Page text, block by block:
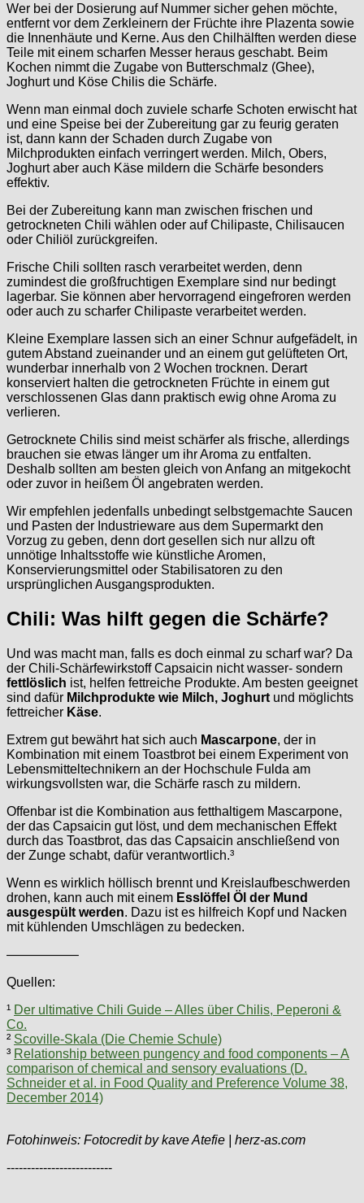
Wer bei der Dosierung auf Nummer sicher gehen möchte,
entfernt vor dem Zerkleinern der Früchte ihre Plazenta sowie
die Innenhäute und Kerne. Aus den Chilhälften werden diese
Teile mit einem scharfen Messer heraus geschabt. Beim
Kochen nimmt die Zugabe von Butterschmalz (Ghee),
Joghurt und Köse Chilis die Schärfe.
Wenn man einmal doch zuviele scharfe Schoten erwischt hat
und eine Speise bei der Zubereitung gar zu feurig geraten
ist, dann kann der Schaden durch Zugabe von
Milchprodukten einfach verringert werden. Milch, Obers,
Joghurt aber auch Käse mildern die Schärfe besonders
effektiv.
Bei der Zubereitung kann man zwischen frischen und
getrockneten Chili wählen oder auf Chilipaste, Chilisaucen
oder Chiliöl zurückgreifen.
Frische Chili sollten rasch verarbeitet werden, denn
zumindest die großfruchtigen Exemplare sind nur bedingt
lagerbar. Sie können aber hervorragend eingefroren werden
oder auch zu scharfer Chilipaste verarbeitet werden.
Kleine Exemplare lassen sich an einer Schnur aufgefädelt, in
gutem Abstand zueinander und an einem gut gelüfteten Ort,
wunderbar innerhalb von 2 Wochen trocknen. Derart
konserviert halten die getrockneten Früchte in einem gut
verschlossenen Glas dann praktisch ewig ohne Aroma zu
verlieren.
Getrocknete Chilis sind meist schärfer als frische, allerdings
brauchen sie etwas länger um ihr Aroma zu entfalten.
Deshalb sollten am besten gleich von Anfang an mitgekocht
oder zuvor in heißem Öl angebraten werden.
Wir empfehlen jedenfalls unbedingt selbstgemachte Saucen
und Pasten der Industrieware aus dem Supermarkt den
Vorzug zu geben, denn dort gesellen sich nur allzu oft
unnötige Inhaltsstoffe wie künstliche Aromen,
Konservierungsmittel oder Stabilisatoren zu den
ursprünglichen Ausgangsprodukten.
Chili: Was hilft gegen die Schärfe?
Und was macht man, falls es doch einmal zu scharf war? Da
der Chili-Schärfewirkstoff Capsaicin nicht wasser- sondern
fettlöslich ist, helfen fettreiche Produkte. Am besten geeignet
sind dafür Milchprodukte wie Milch, Joghurt und möglichts
fettreicher Käse.
Extrem gut bewährt hat sich auch Mascarpone, der in
Kombination mit einem Toastbrot bei einem Experiment von
Lebensmitteltechnikern an der Hochschule Fulda am
wirkungsvollsten war, die Schärfe rasch zu mildern.
Offenbar ist die Kombination aus fetthaltigem Mascarpone,
der das Capsaicin gut löst, und dem mechanischen Effekt
durch das Toastbrot, das das Capsaicin anschließend von
der Zunge schabt, dafür verantwortlich.³
Wenn es wirklich höllisch brennt und Kreislaufbeschwerden
drohen, kann auch mit einem Esslöffel Öl der Mund
ausgespült werden. Dazu ist es hilfreich Kopf und Nacken
mit kühlenden Umschlägen zu bedecken.
—————–
Quellen:
¹ Der ultimative Chili Guide – Alles über Chilis, Peperoni &
Co.
² Scoville-Skala (Die Chemie Schule)
³ Relationship between pungency and food components – A
comparison of chemical and sensory evaluations (D.
Schneider et al. in Food Quality and Preference Volume 38,
December 2014)
Fotohinweis: Fotocredit by kave Atefie | herz-as.com
--------------------------